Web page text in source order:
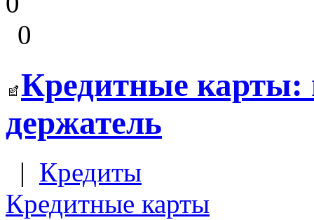
0
Кредитные карты:
держатель
| Кредиты
Кредитные карты